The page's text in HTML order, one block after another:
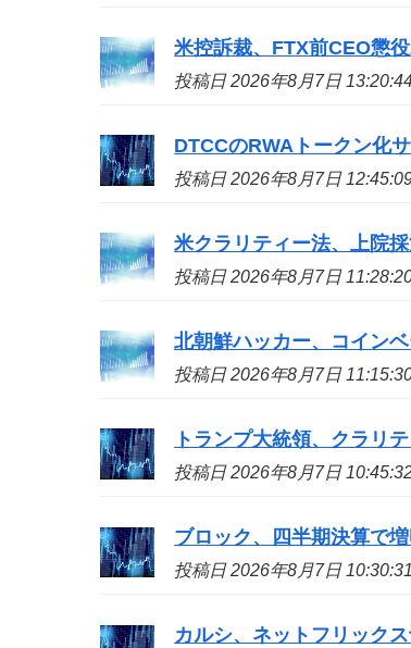
米控訴裁、FTX前CEO懲
投稿日 2026年8月7日
DTCCのRWAトークン化
投稿日 2026年8月7日
米クラリティー法、上院
投稿日 2026年8月7日
北朝鮮ハッカー、コイン
投稿日 2026年8月7日
トランプ大統領、クラリ
投稿日 2026年8月7日
ブロック、四半期決算で
投稿日 2026年8月7日
カルシ、ネットフリック